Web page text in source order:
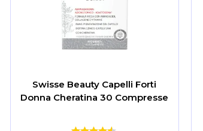
Swisse Beauty Capelli Forti
Donna Cheratina 30 Compresse